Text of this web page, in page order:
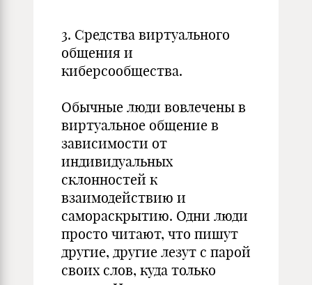
3. Средства виртуального
общения и
киберсообщества.
Обычные люди вовлечены в
виртуальное общение в
зависимости от
индивидуальных
склонностей к
взаимодействию и
самораскрытию. Одни люди
просто читают, что пишут
другие, другие лезут с парой
своих слов, куда только